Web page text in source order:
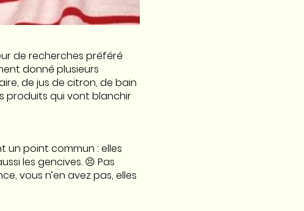
de recherches préféré
donné plusieurs
de jus de citron, de bain
produits qui vont blanchir
un point commun : elles
les gencives. 😣 Pas
vous n’en avez pas, elles